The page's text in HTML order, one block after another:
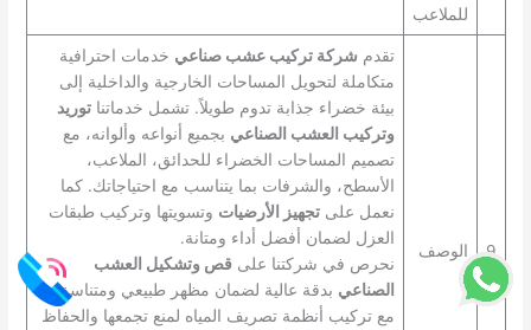
للملاعب
9 الوصف
تقدم شركة تركيب عشب صناعي خدمات احترافية
متكاملة لتحويل المساحات الخارجية والداخلية إلى
بيئة خضراء جذابة تدوم طويلاً. تشمل خدماتنا توريد
وتركيب العشب الصناعي بجميع أنواعه وألوانه، مع
تصميم المساحات الخضراء للحدائق، الملاعب،
الأسطح، والشرفات بما يتناسب مع احتياجاتك. كما
نعمل على تجهيز الأرضيات وتسويتها وتركيب طبقات
العزل لضمان أفضل أداء ومتانة.
نحرص في شركتنا على قص وتشكيل العشب
الصناعي بدقة عالية لضمان مظهر طبيعي ومتناسق،
مع تركيب أنظمة تصريف المياه لمنع تجمعها والحفاظ